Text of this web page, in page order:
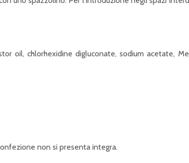
oil, chlorhexidine digluconate, sodium acetate,
non si presenta integra.